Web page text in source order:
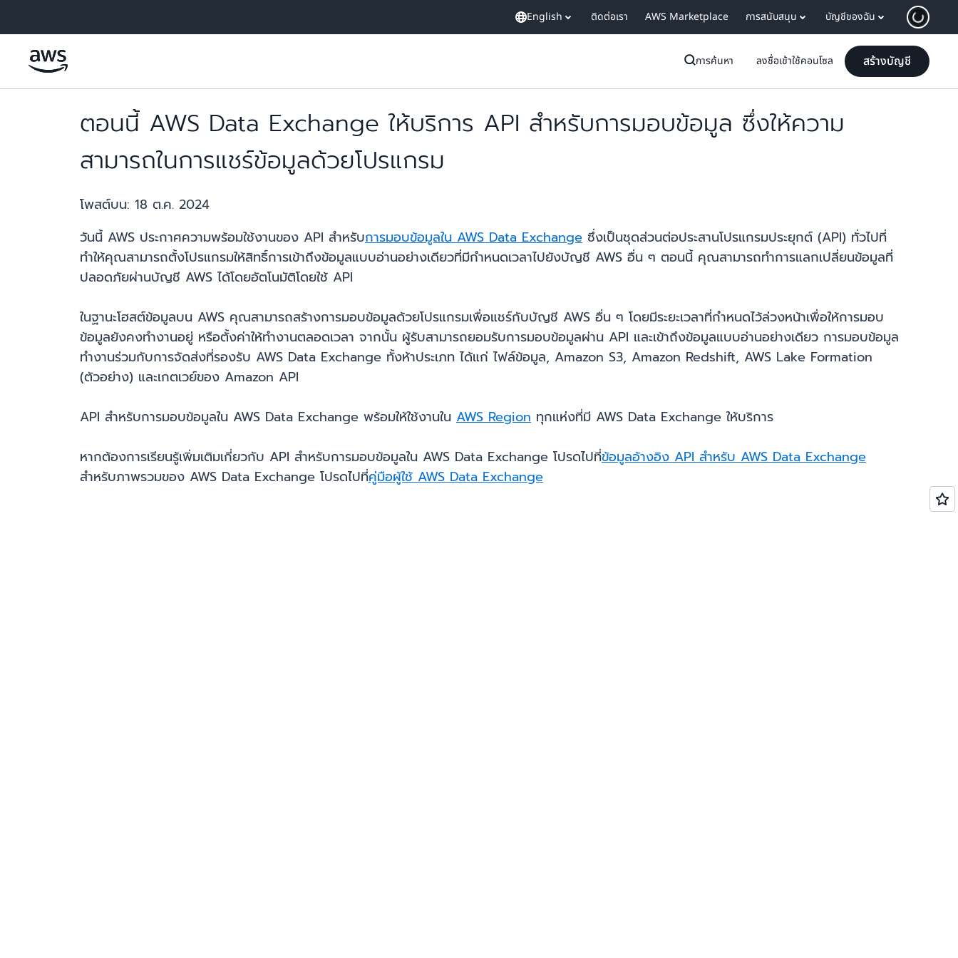
English ติดต่อเรา AWS Marketplace การสนับสนุน บัญชีของฉัน
การค้นหา ลงชื่อเข้าใช้คอนโซล สร้างบัญชี
ตอนนี้ AWS Data Exchange ให้บริการ API สำหรับการมอบข้อมูล ซึ่งให้ความ
สามารถในการแชร์ข้อมูลด้วยโปรแกรม
โพสต์บน: 18 ต.ค. 2024
วันนี้ AWS ประกาศความพร้อมใช้งานของ API สำหรับการมอบข้อมูลใน AWS Data Exchange ซึ่งเป็นชุดส่วนต่อประสานโปรแกรมประยุกต์ (API) ทั่วไปที่
ทำให้คุณสามารถตั้งโปรแกรมให้สิทธิ์การเข้าถึงข้อมูลแบบอ่านอย่างเดียวที่มีกำหนดเวลาไปยังบัญชี AWS อื่น ๆ ตอนนี้ คุณสามารถทำการแลกเปลี่ยนข้อมูลที่
ปลอดภัยผ่านบัญชี AWS ได้โดยอัตโนมัติโดยใช้ API
ในฐานะโฮสต์ข้อมูลบน AWS คุณสามารถสร้างการมอบข้อมูลด้วยโปรแกรมเพื่อแชร์กับบัญชี AWS อื่น ๆ โดยมีระยะเวลาที่กำหนดไว้ล่วงหน้าเพื่อให้การมอบ
ข้อมูลยังคงทำงานอยู่ หรือตั้งค่าให้ทำงานตลอดเวลา จากนั้น ผู้รับสามารถยอมรับการมอบข้อมูลผ่าน API และเข้าถึงข้อมูลแบบอ่านอย่างเดียว การมอบข้อมูล
ทำงานร่วมกับการจัดส่งที่รองรับ AWS Data Exchange ทั้งห้าประเภท ได้แก่ ไฟล์ข้อมูล, Amazon S3, Amazon Redshift, AWS Lake Formation
(ตัวอย่าง) และเกตเวย์ของ Amazon API
API สำหรับการมอบข้อมูลใน AWS Data Exchange พร้อมให้ใช้งานใน AWS Region ทุกแห่งที่มี AWS Data Exchange ให้บริการ
หากต้องการเรียนรู้เพิ่มเติมเกี่ยวกับ API สำหรับการมอบข้อมูลใน AWS Data Exchange โปรดไปที่ข้อมูลอ้างอิง API สำหรับ AWS Data Exchange
สำหรับภาพรวมของ AWS Data Exchange โปรดไปที่คู่มือผู้ใช้ AWS Data Exchange